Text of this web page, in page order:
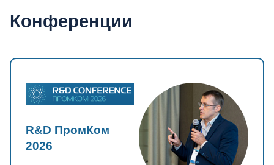
Конференции
R&D ПромКом
2026